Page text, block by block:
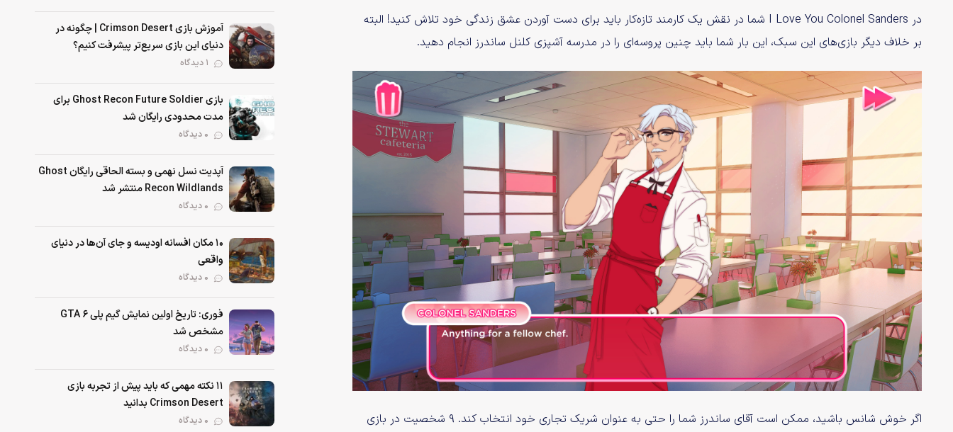
آموزش بازی Crimson Desert | چگونه در
دنیای این بازی سریع‌تر پیشرفت کنیم؟
بازی Ghost Recon Future Soldier برای
مدت محدودی رایگان شد
آپدیت نسل نهمی و بسته الحاقی رایگان Ghost
Recon Wildlands منتشر شد
۱۰ مکان افسانه اودیسه و جای آن‌ها در دنیای
واقعی
فوری: تاریخ اولین نمایش گیم پلی GTA 6
مشخص شد
۱۱ نکته‌ مهمی که باید پیش از تجربه بازی
Crimson Desert بدانید
در I Love You Colonel Sanders شما در نقش یک کارمند تازه‌کار باید برای دست آوردن عشق زندگی خود تلاش کنید! البته
بر خلاف دیگر بازی‌های این سبک، این بار شما باید چنین پروسه‌ای را در مدرسه آشپزی کلنل ساندرز انجام دهید.
اگر خوش شانس باشید، ممکن است آقای ساندرز شما را حتی به عنوان شریک تجاری خود انتخاب کند. ۹ شخصیت در بازی